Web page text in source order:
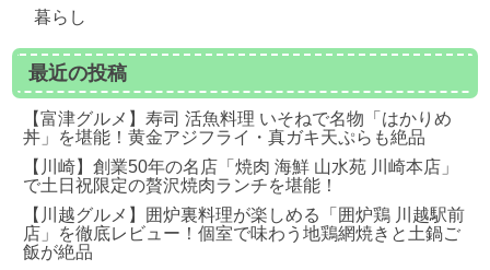
暮らし
最近の投稿
【富津グルメ】寿司 活魚料理 いそねで名物「はかりめ
丼」を堪能！黄金アジフライ・真ガキ天ぷらも絶品
【川崎】創業50年の名店「焼肉 海鮮 山水苑 川崎本店」
で土日祝限定の贅沢焼肉ランチを堪能！
【川越グルメ】囲炉裏料理が楽しめる「囲炉鶏 川越駅前
店」を徹底レビュー！個室で味わう地鶏網焼きと土鍋ご
飯が絶品